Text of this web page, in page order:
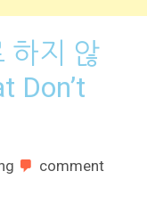
하지 않
Don’t
comment